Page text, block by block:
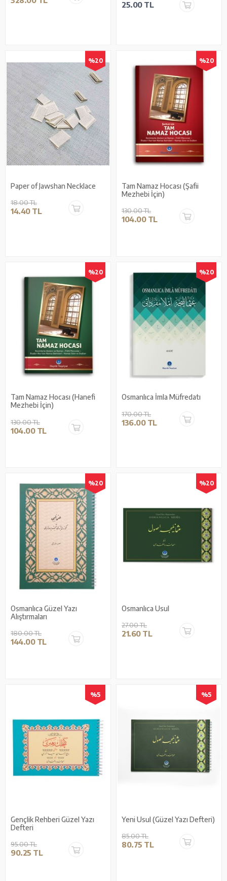
25.00 TL
%20
Paper of Jawshan Necklace
18.00 TL
14.40 TL
%20
Tam Namaz Hocası (Şafii
Mezhebi İçin)
130.00 TL
104.00 TL
%20
Tam Namaz Hocası (Hanefi
Mezhebi İçin)
130.00 TL
104.00 TL
%20
Osmanlıca İmla Müfredatı
170.00 TL
136.00 TL
%20
Osmanlıca Güzel Yazı
Alıştırmaları
180.00 TL
144.00 TL
%20
Osmanlıca Usul
27.00 TL
21.60 TL
%5
Gençlik Rehberi Güzel Yazı
Defteri
95.00 TL
90.25 TL
%5
Yeni Usul (Güzel Yazı Defteri)
85.00 TL
80.75 TL